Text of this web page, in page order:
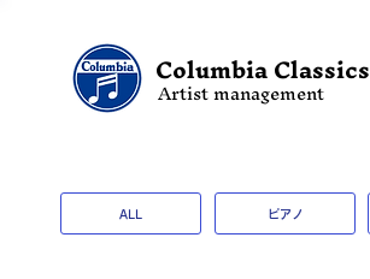
Columbia Classics
Artist management
ALL ピアノ